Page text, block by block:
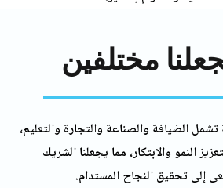
مختلفين
والصناعة والتجارة والتعليم،
والابتكار، مما يجعلنا الشريك
تحقيق النجاح المستدام.